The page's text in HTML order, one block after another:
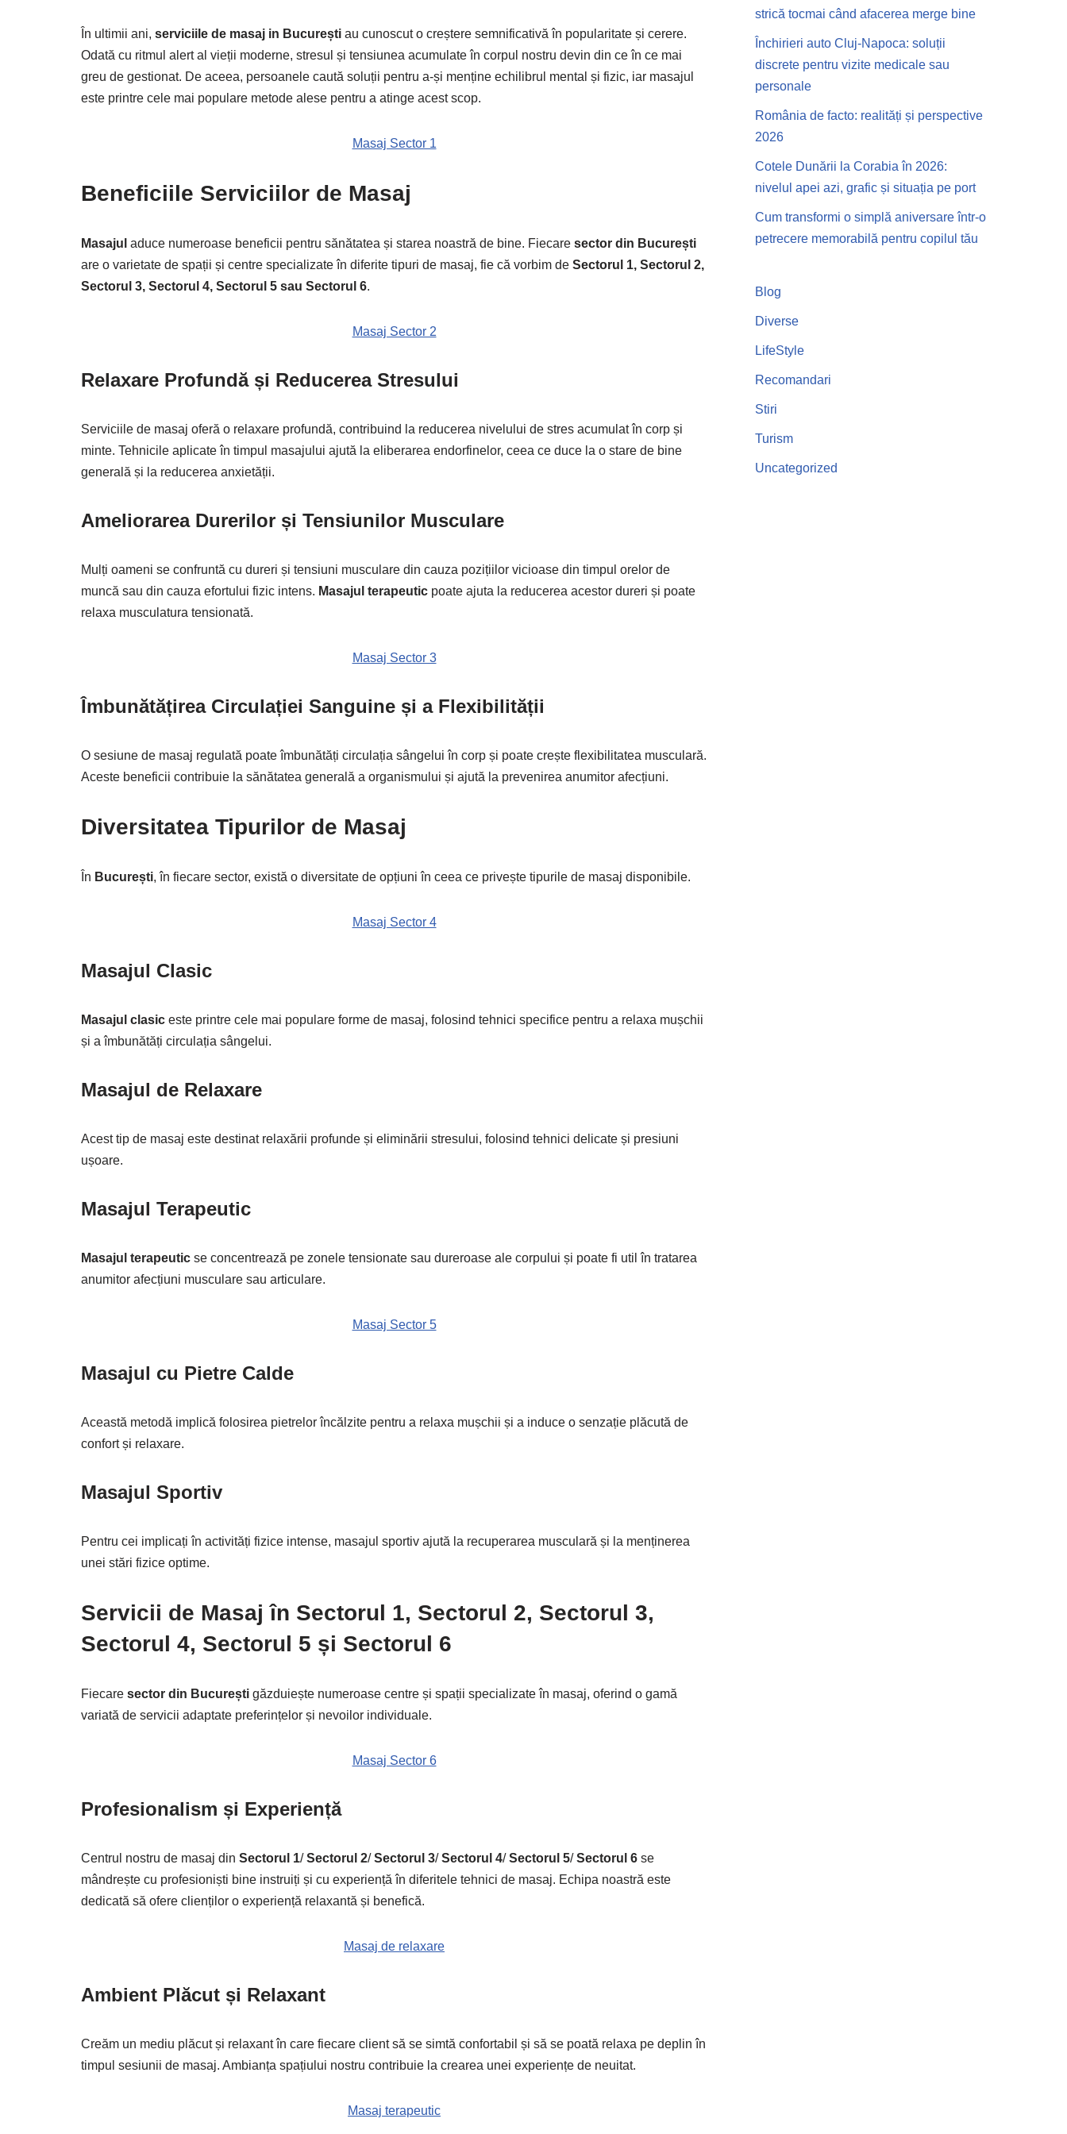
În ultimii ani, serviciile de masaj in București au cunoscut o creștere semnificativă în popularitate și cerere.
Odată cu ritmul alert al vieții moderne, stresul și tensiunea acumulate în corpul nostru devin din ce în ce mai
greu de gestionat. De aceea, persoanele caută soluții pentru a-și menține echilibrul mental și fizic, iar masajul
este printre cele mai populare metode alese pentru a atinge acest scop.
Masaj Sector 1
Beneficiile Serviciilor de Masaj
Masajul aduce numeroase beneficii pentru sănătatea și starea noastră de bine. Fiecare sector din București
are o varietate de spații și centre specializate în diferite tipuri de masaj, fie că vorbim de Sectorul 1, Sectorul 2,
Sectorul 3, Sectorul 4, Sectorul 5 sau Sectorul 6.
Masaj Sector 2
Relaxare Profundă și Reducerea Stresului
Serviciile de masaj oferă o relaxare profundă, contribuind la reducerea nivelului de stres acumulat în corp și
minte. Tehnicile aplicate în timpul masajului ajută la eliberarea endorfinelor, ceea ce duce la o stare de bine
generală și la reducerea anxietății.
Ameliorarea Durerilor și Tensiunilor Musculare
Mulți oameni se confruntă cu dureri și tensiuni musculare din cauza pozițiilor vicioase din timpul orelor de
muncă sau din cauza efortului fizic intens. Masajul terapeutic poate ajuta la reducerea acestor dureri și poate
relaxa musculatura tensionată.
Masaj Sector 3
Îmbunătățirea Circulației Sanguine și a Flexibilității
O sesiune de masaj regulată poate îmbunătăți circulația sângelui în corp și poate crește flexibilitatea musculară.
Aceste beneficii contribuie la sănătatea generală a organismului și ajută la prevenirea anumitor afecțiuni.
Diversitatea Tipurilor de Masaj
În București, în fiecare sector, există o diversitate de opțiuni în ceea ce privește tipurile de masaj disponibile.
Masaj Sector 4
Masajul Clasic
Masajul clasic este printre cele mai populare forme de masaj, folosind tehnici specifice pentru a relaxa mușchii
și a îmbunătăți circulația sângelui.
Masajul de Relaxare
Acest tip de masaj este destinat relaxării profunde și eliminării stresului, folosind tehnici delicate și presiuni
ușoare.
Masajul Terapeutic
Masajul terapeutic se concentrează pe zonele tensionate sau dureroase ale corpului și poate fi util în tratarea
anumitor afecțiuni musculare sau articulare.
Masaj Sector 5
Masajul cu Pietre Calde
Această metodă implică folosirea pietrelor încălzite pentru a relaxa mușchii și a induce o senzație plăcută de
confort și relaxare.
Masajul Sportiv
Pentru cei implicați în activități fizice intense, masajul sportiv ajută la recuperarea musculară și la menținerea
unei stări fizice optime.
Servicii de Masaj în Sectorul 1, Sectorul 2, Sectorul 3,
Sectorul 4, Sectorul 5 și Sectorul 6
Fiecare sector din București găzduiește numeroase centre și spații specializate în masaj, oferind o gamă
variată de servicii adaptate preferințelor și nevoilor individuale.
Masaj Sector 6
Profesionalism și Experiență
Centrul nostru de masaj din Sectorul 1/Sectorul 2/Sectorul 3/Sectorul 4/Sectorul 5/Sectorul 6 se
mândrește cu profesioniști bine instruiți și cu experiență în diferitele tehnici de masaj. Echipa noastră este
dedicată să ofere clienților o experiență relaxantă și benefică.
Masaj de relaxare
Ambient Plăcut și Relaxant
Creăm un mediu plăcut și relaxant în care fiecare client să se simtă confortabil și să se poată relaxa pe deplin în
timpul sesiunii de masaj. Ambianța spațiului nostru contribuie la crearea unei experiențe de neuitat.
Masaj terapeutic
strică tocmai când afacerea merge bine
Închirieri auto Cluj-Napoca: soluții
discrete pentru vizite medicale sau
personale
România de facto: realități și perspective
2026
Cotele Dunării la Corabia în 2026:
nivelul apei azi, grafic și situația pe port
Cum transformi o simplă aniversare într-o
petrecere memorabilă pentru copilul tău
Blog
Diverse
LifeStyle
Recomandari
Stiri
Turism
Uncategorized